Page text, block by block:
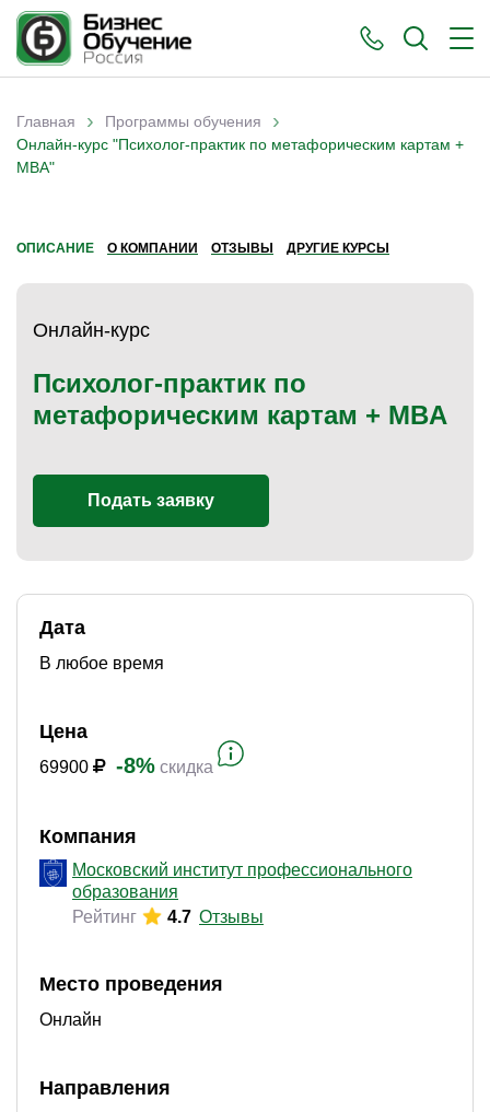
Вы здесь
Главная › Программы обучения ›
Онлайн-курс "Психолог-практик по метафорическим картам +
MBA"
ОПИСАНИЕ О КОМПАНИИ ОТЗЫВЫ ДРУГИЕ КУРСЫ
Онлайн-курс
Психолог-практик по
метафорическим картам + MBA
Подать заявку
Дата
В любое время
Цена
69900 -8% скидка
Компания
Московский институт профессионального
образования
Рейтинг
4.7 Отзывы
Место проведения
Онлайн
Направления